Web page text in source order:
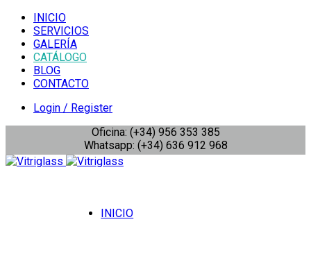
INICIO
SERVICIOS
GALERÍA
CATÁLOGO
BLOG
CONTACTO
Login / Register
Oficina: (+34) 956 353 385
Whatsapp: (+34) 636 912 968
INICIO